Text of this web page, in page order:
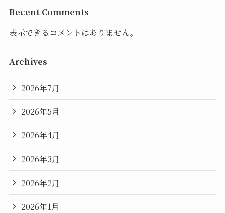
Recent Comments
表示できるコメントはありません。
Archives
2026年7月
2026年5月
2026年4月
2026年3月
2026年2月
2026年1月